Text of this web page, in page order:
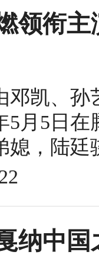
领衔
邓凯、
5月5日
媳，陆
纳中